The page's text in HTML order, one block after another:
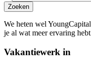
Zoeken
We heten wel
je al wat meer ervaring
Vakantiewerk in